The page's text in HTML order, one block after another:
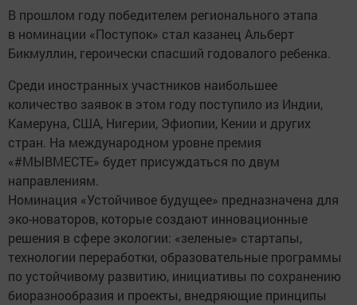
В прошлом году победителем регионального этапа
в номинации «Поступок» стал казанец Альберт
Бикмуллин, героически спасший годовалого ребенка.
Среди иностранных участников наибольшее
количество заявок в этом году поступило из Индии,
Камеруна, США, Нигерии, Эфиопии, Кении и других
стран. На международном уровне премия
«#МЫВМЕСТЕ» будет присуждаться по двум
направлениям.
Номинация «Устойчивое будущее» предназначена для
эко-новаторов, которые создают инновационные
решения в сфере экологии: «зеленые» стартапы,
технологии переработки, образовательные программы
по устойчивому развитию, инициативы по сохранению
биоразнообразия и проекты, внедряющие принципы